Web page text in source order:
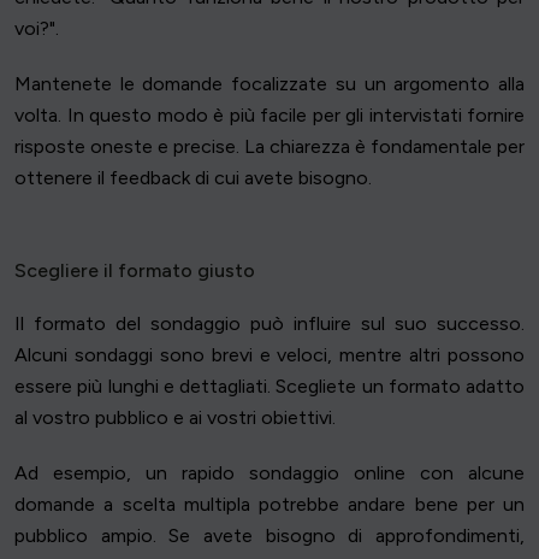
voi?".
Mantenete le domande focalizzate su un argomento alla
volta. In questo modo è più facile per gli intervistati fornire
risposte oneste e precise. La chiarezza è fondamentale per
ottenere il feedback di cui avete bisogno.
Scegliere il formato giusto
Il formato del sondaggio può influire sul suo successo.
Alcuni sondaggi sono brevi e veloci, mentre altri possono
essere più lunghi e dettagliati. Scegliete un formato adatto
al vostro pubblico e ai vostri obiettivi.
Ad esempio, un rapido sondaggio online con alcune
domande a scelta multipla potrebbe andare bene per un
pubblico ampio. Se avete bisogno di approfondimenti,